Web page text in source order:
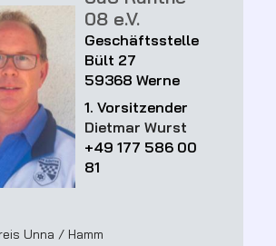
08 e.V.
Geschäftsstelle
Bült 27
59368 Werne
1. Vorsitzender
Dietmar Wurst
+49 177 586 00
81